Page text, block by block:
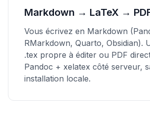
Markdown → LaTeX →
Vous écrivez en Markdown
RMarkdown, Quarto, Obsidian).
.tex propre à éditer ou PDF
Pandoc + xelatex côté serveur,
installation locale.